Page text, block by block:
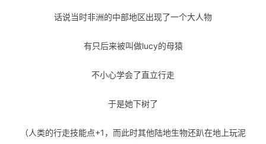
话说当时非洲的中部地区出现了一个大人物
有只后来被叫做lucy的母猿
不小心学会了直立行走
于是她下树了
（人类的行走技能点+1，而此时其他陆地生物还趴在地上玩泥